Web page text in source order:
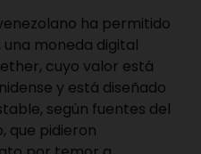
ha permitido
una moneda digital
cuyo valor está
y está diseñado
según fuentes del
que pidieron